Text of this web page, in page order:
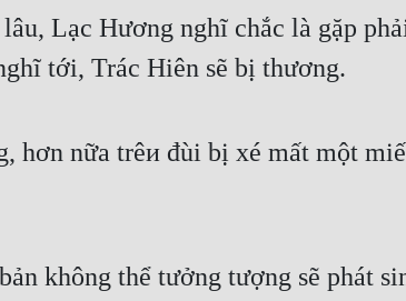
Lạc Hương nghĩ chắc là gặp
tới, Trác Hiên sẽ bị thương.
hơn nữa trêи đùi bị xé mất một
không thể tưởng tượng sẽ phát